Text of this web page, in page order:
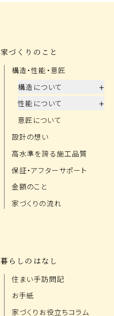
家づくりのこと
構造・性能・意匠
構造について
+
性能について +
意匠について
設計の想い
高水準を誇る施工品質
保証・アフターサポート
金額のこと
家づくりの流れ
暮らしのはなし
住まい手訪問記
お手紙
家づくりお役立ちコラム